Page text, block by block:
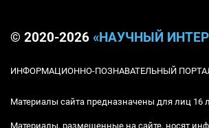
© 2020-2026 «НАУЧНЫЙ
ИНФОРМАЦИОННО-ПОЗНАВАТЕЛЬНЫЙ
Материалы сайта предназначены для лиц 16
Материалы, размещенные на сайте, носят